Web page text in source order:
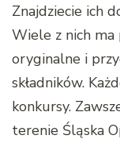
Znajdziecie ich
Wiele z nich
oryginalne i
składników.
konkursy.
terenie Śląska